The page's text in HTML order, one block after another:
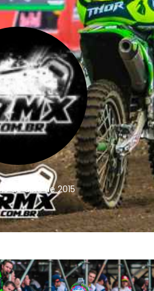
15 de abril de 2015